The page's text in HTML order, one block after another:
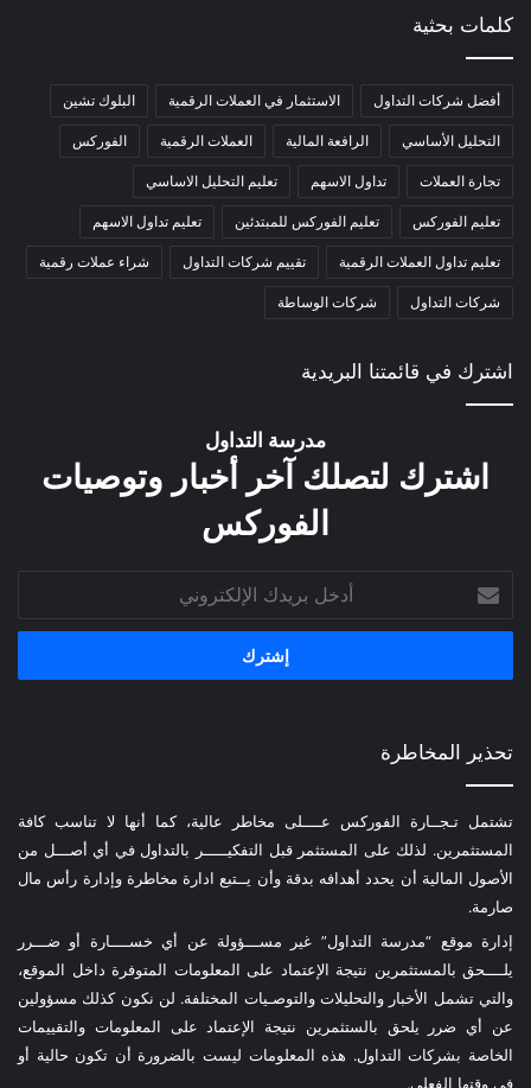
كلمات بحثية
أفضل شركات التداول الاستثمار في العملات الرقمية البلوك تشين
التحليل الأساسي الرافعة المالية العملات الرقمية الفوركس
تجارة العملات تداول الاسهم تعليم التحليل الاساسي
تعليم الفوركس تعليم الفوركس للمبتدئين تعليم تداول الاسهم
تعليم تداول العملات الرقمية تقييم شركات التداول شراء عملات رقمية
شركات التداول شركات الوساطة
اشترك في قائمتنا البريدية
مدرسة التداول
اشترك لتصلك آخر أخبار وتوصيات
الفوركس
بريدك
الإلكتروني
تحذير المخاطرة
تشتمل تـجــارة الفوركس عــــلى مخاطر عالية، كما أنها لا تناسب كافة
المستثمرين. لذلك على المستثمر قبل التفكيـــــر بالتداول في أي أصـــل من
الأصول المالية أن يحدد أهدافه بدقة وأن يــتبع ادارة مخاطرة وإدارة رأس مال
صارمة.
إدارة موقع “مدرسة التداول” غير مســـؤولة عن أي خســــارة أو ضـــرر
يلــــحق بالمستثمرين نتيجة الإعتماد على المعلومات المتوفرة داخل الموقع،
والتي تشمل الأخبار والتحليلات والتوصـيات المختلفة. لن نكون كذلك مسؤولين
عن أي ضرر يلحق بالستثمرين نتيجة الإعتماد على المعلومات والتقييمات
الخاصة بشركات التداول. هذه المعلومات ليست بالضرورة أن تكون حالية أو
في وقتها الفعلي.